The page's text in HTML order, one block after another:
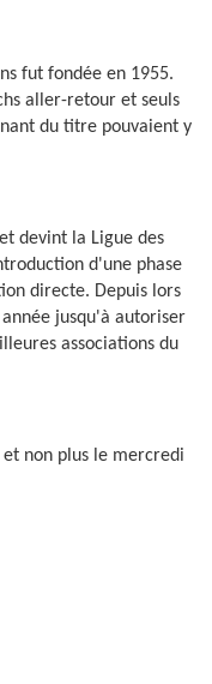
fut fondée en 1955.
aller-retour et seuls
du titre pouvaient y
devint la Ligue des
d'une phase
directe. Depuis lors
jusqu'à autoriser
associations du
non plus le mercredi